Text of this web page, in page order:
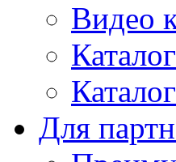
Видео
Для